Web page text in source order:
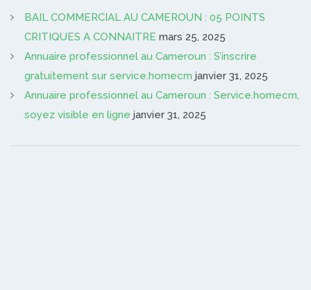
BAIL COMMERCIAL AU CAMEROUN : 05 POINTS
CRITIQUES A CONNAITRE mars 25, 2025
Annuaire professionnel au Cameroun : S’inscrire
gratuitement sur service.homecm janvier 31, 2025
Annuaire professionnel au Cameroun : Service.homecm,
soyez visible en ligne janvier 31, 2025